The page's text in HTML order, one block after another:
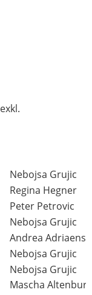
Nebojsa Grujic
Regina Hegner
Peter Petrovic
Nebojsa Grujic
Andrea
Nebojsa Grujic
Nebojsa Grujic
Mascha